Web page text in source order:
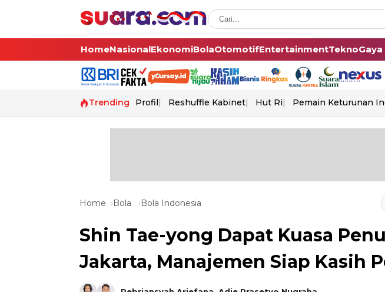
HomeNasionalEkonomiBolaOtomotifEntertainmentTekno
Trending Profil Reshuffle Kabinet Hut Ri Pemain Keturunan
Home Bola Bola Indonesia
Shin Tae-yong Dapat Kuasa
Jakarta, Manajemen Siap Kasih